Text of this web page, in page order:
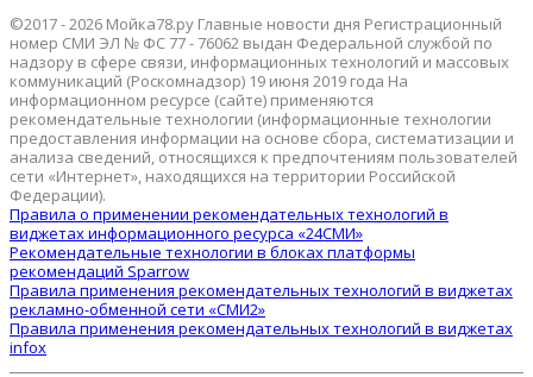
©2017 - 2026 Мойка78.ру Главные новости дня Регистрационный
номер СМИ ЭЛ № ФС 77 - 76062 выдан Федеральной службой по
надзору в сфере связи, информационных технологий и массовых
коммуникаций (Роскомнадзор) 19 июня 2019 года На
информационном ресурсе (сайте) применяются
рекомендательные технологии (информационные технологии
предоставления информации на основе сбора, систематизации и
анализа сведений, относящихся к предпочтениям пользователей
сети «Интернет», находящихся на территории Российской
Федерации).
Правила о применении рекомендательных технологий в
виджетах информационного ресурса «24СМИ»
Рекомендательные технологии в блоках платформы
рекомендаций Sparrow
Правила применения рекомендательных технологий в виджетах
рекламно-обменной сети «СМИ2»
Правила применения рекомендательных технологий в виджетах
infox